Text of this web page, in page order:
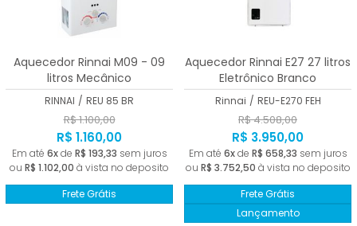
Aquecedor Rinnai M09 - 09
litros Mecânico
RINNAI / REU 85 BR
R$ 1.100,00
R$ 1.160,00
Em até 6xde R$ 193,33 sem juros
ou R$ 1.102,00 à vista no deposito
Frete Grátis
Aquecedor Rinnai E27 27 litros
Eletrônico Branco
Rinnai / REU-E270 FEH
R$ 4.508,00
R$ 3.950,00
Em até 6xde R$ 658,33 sem juros
ou R$ 3.752,50 à vista no deposito
Frete Grátis
Lançamento